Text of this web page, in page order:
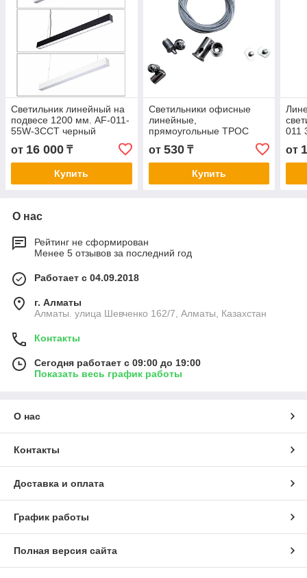
Светильник линейный на
подвесе 1200 мм. AF-011-
55W-3CCT черный
от 16 000 ₸
Купить
Светильники офисные
линейные,
прямоугольные ТРОС
от 530₸
Купить
011
от
О нас
Рейтинг не сформирован
Менее 5 отзывов за последний год
Работает с 04.09.2018
г. Алматы
Алматы. улица Шевченко 162/7, Алматы, Казахстан
Контакты
Сегодня работает с 09:00 до 19:00
Показать весь график работы
О нас
Контакты
Доставка и оплата
График работы
Полная версия сайта